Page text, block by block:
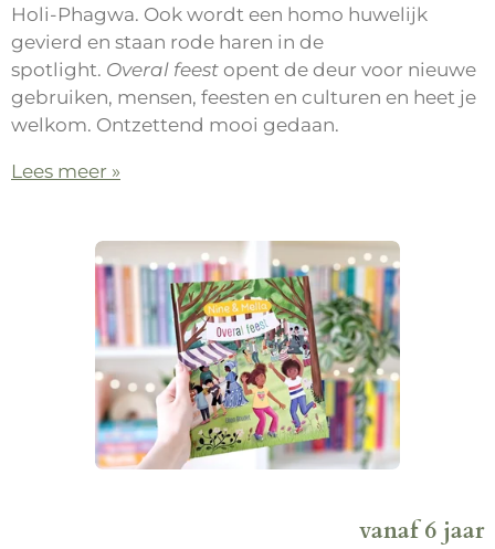
Holi-Phagwa. Ook wordt een homo huwelijk
gevierd en staan rode haren in de
spotlight. Overal feest opent de deur voor nieuwe
gebruiken, mensen, feesten en culturen en heet je
welkom. Ontzettend mooi gedaan.
Lees meer »
vanaf 6 jaar